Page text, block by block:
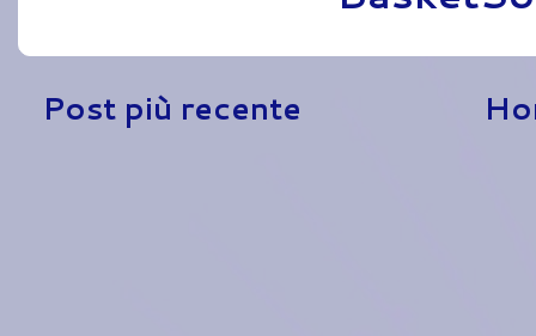
Post più recente